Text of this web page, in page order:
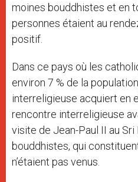
moines bouddhistes et en
personnes étaient au
positif.
Dans ce pays où les
environ 7 % de la
interreligieuse acquiert en
rencontre interreligieuse
visite de Jean-Paul II au Sri
bouddhistes, qui
n’étaient pas venus.